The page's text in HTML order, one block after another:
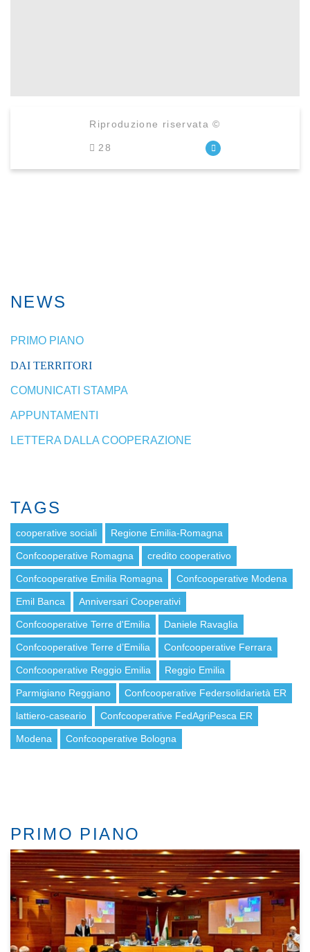
Riproduzione riservata ©
28
NEWS
PRIMO PIANO
DAI TERRITORI
COMUNICATI STAMPA
APPUNTAMENTI
LETTERA DALLA COOPERAZIONE
TAGS
cooperative sociali Regione Emilia-Romagna
Confcooperative Romagna credito cooperativo
Confcooperative Emilia Romagna Confcooperative Modena
Emil Banca Anniversari Cooperativi
Confcooperative Terre d'Emilia Daniele Ravaglia
Confcooperative Terre d’Emilia Confcooperative Ferrara
Confcooperative Reggio Emilia Reggio Emilia
Parmigiano Reggiano Confcooperative Federsolidarietà ER
lattiero-caseario Confcooperative FedAgriPesca ER
Modena Confcooperative Bologna
PRIMO PIANO